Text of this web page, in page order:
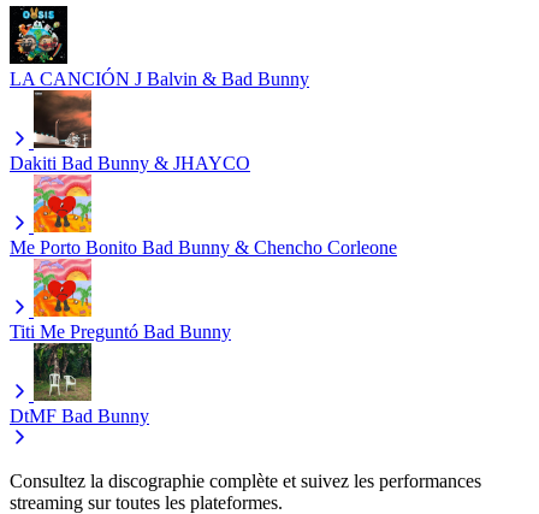
LA CANCIÓN J Balvin & Bad Bunny
Dakiti Bad Bunny & JHAYCO
Me Porto Bonito Bad Bunny & Chencho Corleone
Titi Me Preguntó Bad Bunny
DtMF Bad Bunny
Consultez la discographie complète et suivez les performances
streaming sur toutes les plateformes.